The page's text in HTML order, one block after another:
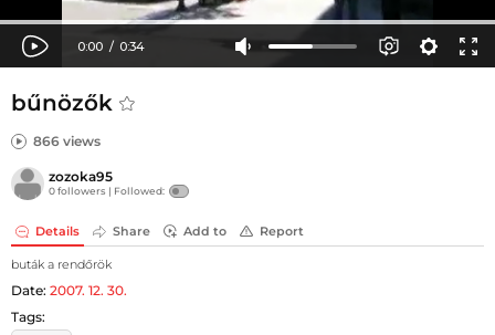
bűnözők
866 views
zozoka95
0 followers | Followed:
Details Share Add to Report
buták a rendőrök
Date: 2007. 12. 30.
Tags: